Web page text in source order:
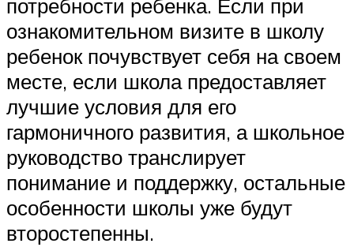
потребности ребенка. Если при
ознакомительном визите в школу
ребенок почувствует себя на своем
месте, если школа предоставляет
лучшие условия для его
гармоничного развития, а школьное
руководство транслирует
понимание и поддержку, остальные
особенности школы уже будут
второстепенны.